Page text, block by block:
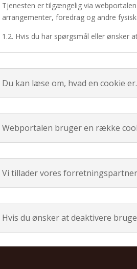
Tjenesten er tilgængelig via
arrangementer, foredrag og andre
1.2. Hvis du har spørgsmål eller ønsker
Du kan læse om, hvad en cookie er.
Webportalen bruger en række
Vi tillader vores
Hvis du ønsker at deaktivere